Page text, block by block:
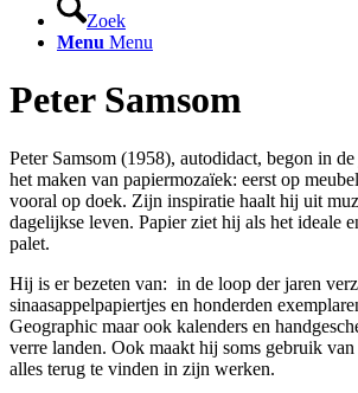
Zoek
Menu Menu
Peter Samsom
Peter Samsom (1958), autodidact, begon in
het maken van papiermozaïek: eerst op
vooral op doek. Zijn inspiratie haalt hij uit
dagelijkse leven. Papier ziet hij als het ideale
palet.
Hij is er bezeten van: in de loop der jaren
sinaasappelpapiertjes en honderden
Geographic maar ook kalenders en
verre landen. Ook maakt hij soms gebruik
alles terug te vinden in zijn werken.